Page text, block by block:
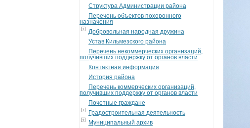
Структура Администрации района
Перечень объектов похоронного
назначения
Добровольная народная дружина
Устав Кильмезского района
Перечень некоммерческих организаций,
получивших поддержку от органов власти
Контактная информация
История района
Перечень коммерческих организаций,
получивших поддержку от органов власти
Почетные граждане
Градостроительная деятельность
Муниципальный архив